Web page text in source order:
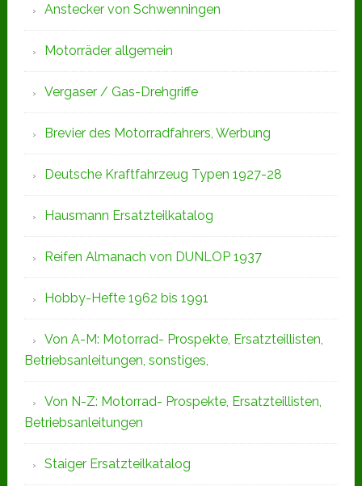
Anstecker von Schwenningen
Motorräder allgemein
Vergaser / Gas-Drehgriffe
Brevier des Motorradfahrers, Werbung
Deutsche Kraftfahrzeug Typen 1927-28
Hausmann Ersatzteilkatalog
Reifen Almanach von DUNLOP 1937
Hobby-Hefte 1962 bis 1991
Von A-M: Motorrad- Prospekte, Ersatzteillisten,
Betriebsanleitungen, sonstiges,
Von N-Z: Motorrad- Prospekte, Ersatzteillisten,
Betriebsanleitungen
Staiger Ersatzteilkatalog